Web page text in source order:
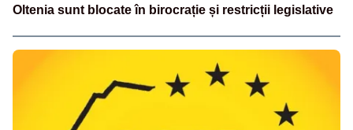
Oltenia sunt blocate în birocrație și restricții legislative